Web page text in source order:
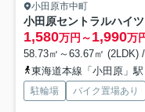
小田原市中町
小田原セントラルハイ
1,580万円～1,990万
58.73㎡～63.67㎡ (2LDK)
東海道本線「小田原」
駐輪場 バイク置場あり